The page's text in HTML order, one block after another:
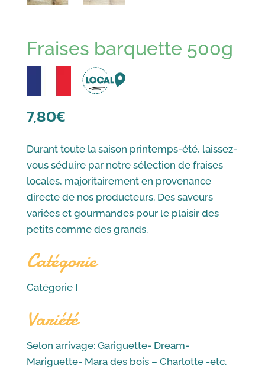
Fraises barquette 500g
7,80€
Durant toute la saison printemps-été, laissez-
vous séduire par notre sélection de fraises
locales, majoritairement en provenance
directe de nos producteurs. Des saveurs
variées et gourmandes pour le plaisir des
petits comme des grands.
Catégorie
Catégorie I
Variété
Selon arrivage: Gariguette- Dream-
Mariguette- Mara des bois – Charlotte -etc.